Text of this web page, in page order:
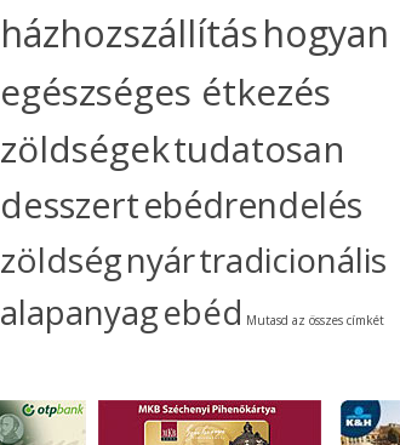
házhozszállításhogyan
egészséges étkezés
zöldségektudatosan
desszertebédrendelés
zöldségnyártradicionális
alapanyagebéd Mutasd az összes címkét